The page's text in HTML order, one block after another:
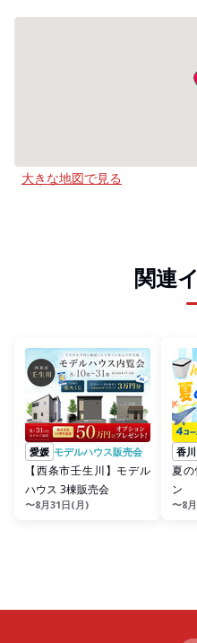
大きな地図で見る
関連
愛媛 モデルハウス販売会
【西条市壬生川】モデル
ハウス 3棟販売会
〜8月31日(月)
香川
夏
ン
〜8